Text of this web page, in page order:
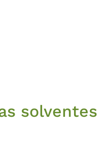
solventes